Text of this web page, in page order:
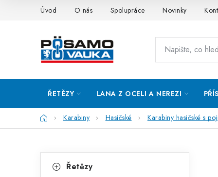
Úvod O nás Spolupráce Novinky
ŘETĚZY LANA Z OCELI A NEREZI
DomůKarabiny Hasičské Karabiny hasičské s
kategorieŘetězy